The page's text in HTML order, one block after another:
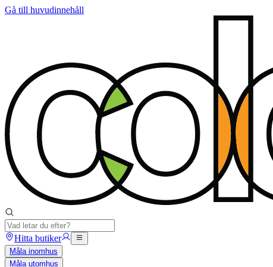
Gå till huvudinnehåll
Hitta butiker
Måla inomhus
Måla utomhus